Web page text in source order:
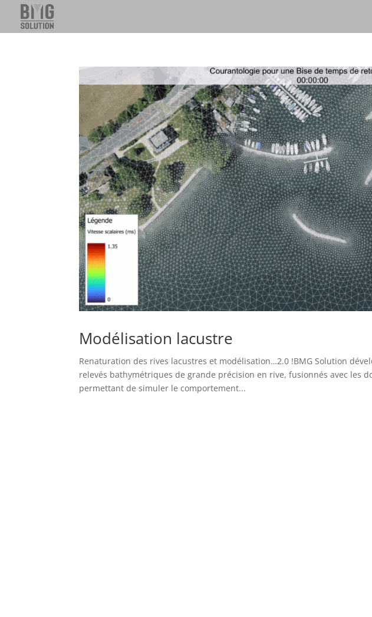
Modélisation lacustre
Renaturation des rives lacustres et modélisation…2.0 !BMG Solution
relevés bathymétriques de grande précision en rive, fusionnés avec les
permettant de simuler le comportement...